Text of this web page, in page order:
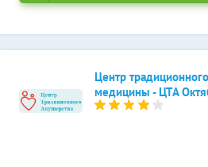
Центр
медицины - ЦТА